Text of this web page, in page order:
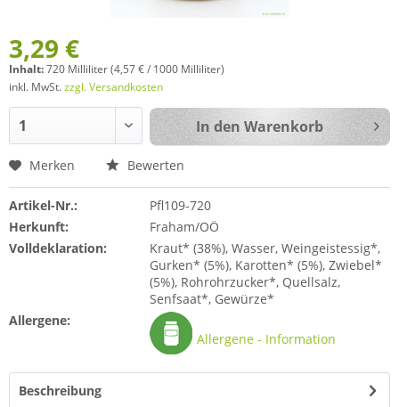
3,29 €
Inhalt:720 Milliliter (4,57 € / 1000 Milliliter)
inkl. MwSt.zzgl. Versandkosten
In den Warenkorb
Merken Bewerten
Artikel-Nr.:
Pfl109-720
Herkunft:
Fraham/OÖ
Volldeklaration:
Kraut* (38%), Wasser, Weingeistessig*,
Gurken* (5%), Karotten* (5%), Zwiebel*
(5%), Rohrohrzucker*, Quellsalz,
Senfsaat*, Gewürze*
Allergene:
Allergene - Information
Beschreibung